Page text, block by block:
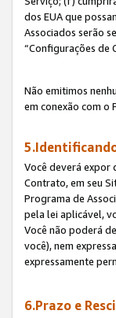
dos EUA que
Associados serão
“Configurações de
Não emitimos
em conexão com o
Você deverá expor
Contrato, em seu
Programa de
pela lei aplicável,
Você não poderá
você), nem
expressamente
6.Prazo e